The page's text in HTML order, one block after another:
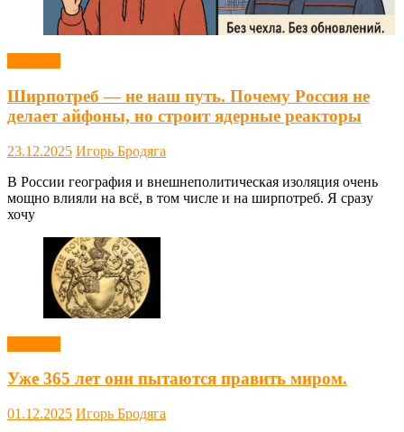
Ширпотреб — не наш путь. Почему Россия не
делает айфоны, но строит ядерные реакторы
23.12.2025 Игорь Бродяга
В России география и внешнеполитическая изоляция очень
мощно влияли на всё, в том числе и на ширпотреб. Я сразу
хочу
Уже 365 лет они пытаются править миром.
01.12.2025 Игорь Бродяга